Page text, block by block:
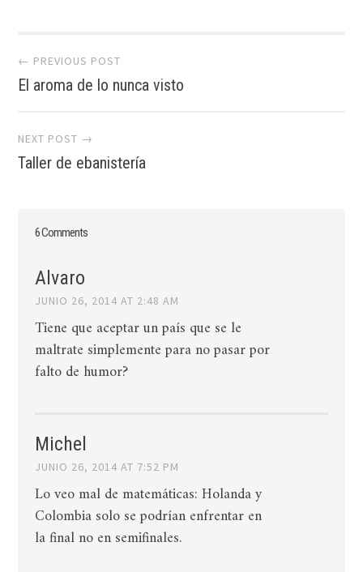
Post
navigation
← PREVIOUS POST
El aroma de lo nunca visto
NEXT POST →
Taller de ebanistería
6 Comments
Alvaro
JUNIO 26, 2014 AT 2:48 AM
Tiene que aceptar un país que se le
maltrate simplemente para no pasar por
falto de humor?
Michel
JUNIO 26, 2014 AT 7:52 PM
Lo veo mal de matemáticas: Holanda y
Colombia solo se podrían enfrentar en
la final no en semifinales.